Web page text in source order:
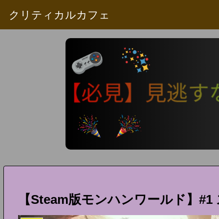
クリティカルカフェ
【Steam版モンハンワールド】